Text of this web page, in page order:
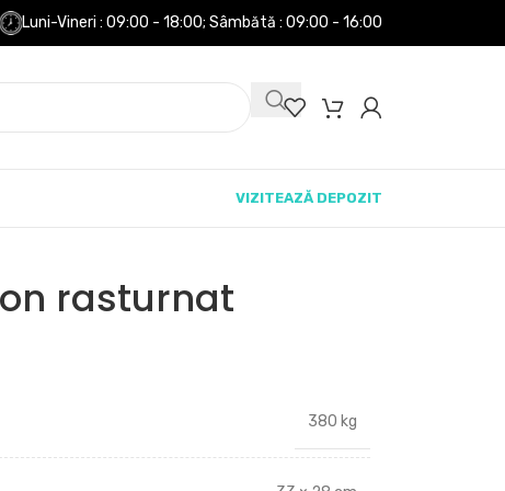
Luni-Vineri : 09:00 - 18:00; Sâmbătă : 09:00 - 16:00
VIZITEAZĂ DEPOZIT
rasturnat
380 kg